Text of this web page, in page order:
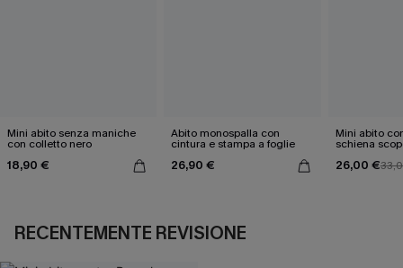
Mini abito senza maniche
con colletto nero
18,90 €
Abito monospalla con
cintura e stampa a foglie
26,90 €
Mini abito
schiena
26,00 €
RECENTEMENTE REVISIONE